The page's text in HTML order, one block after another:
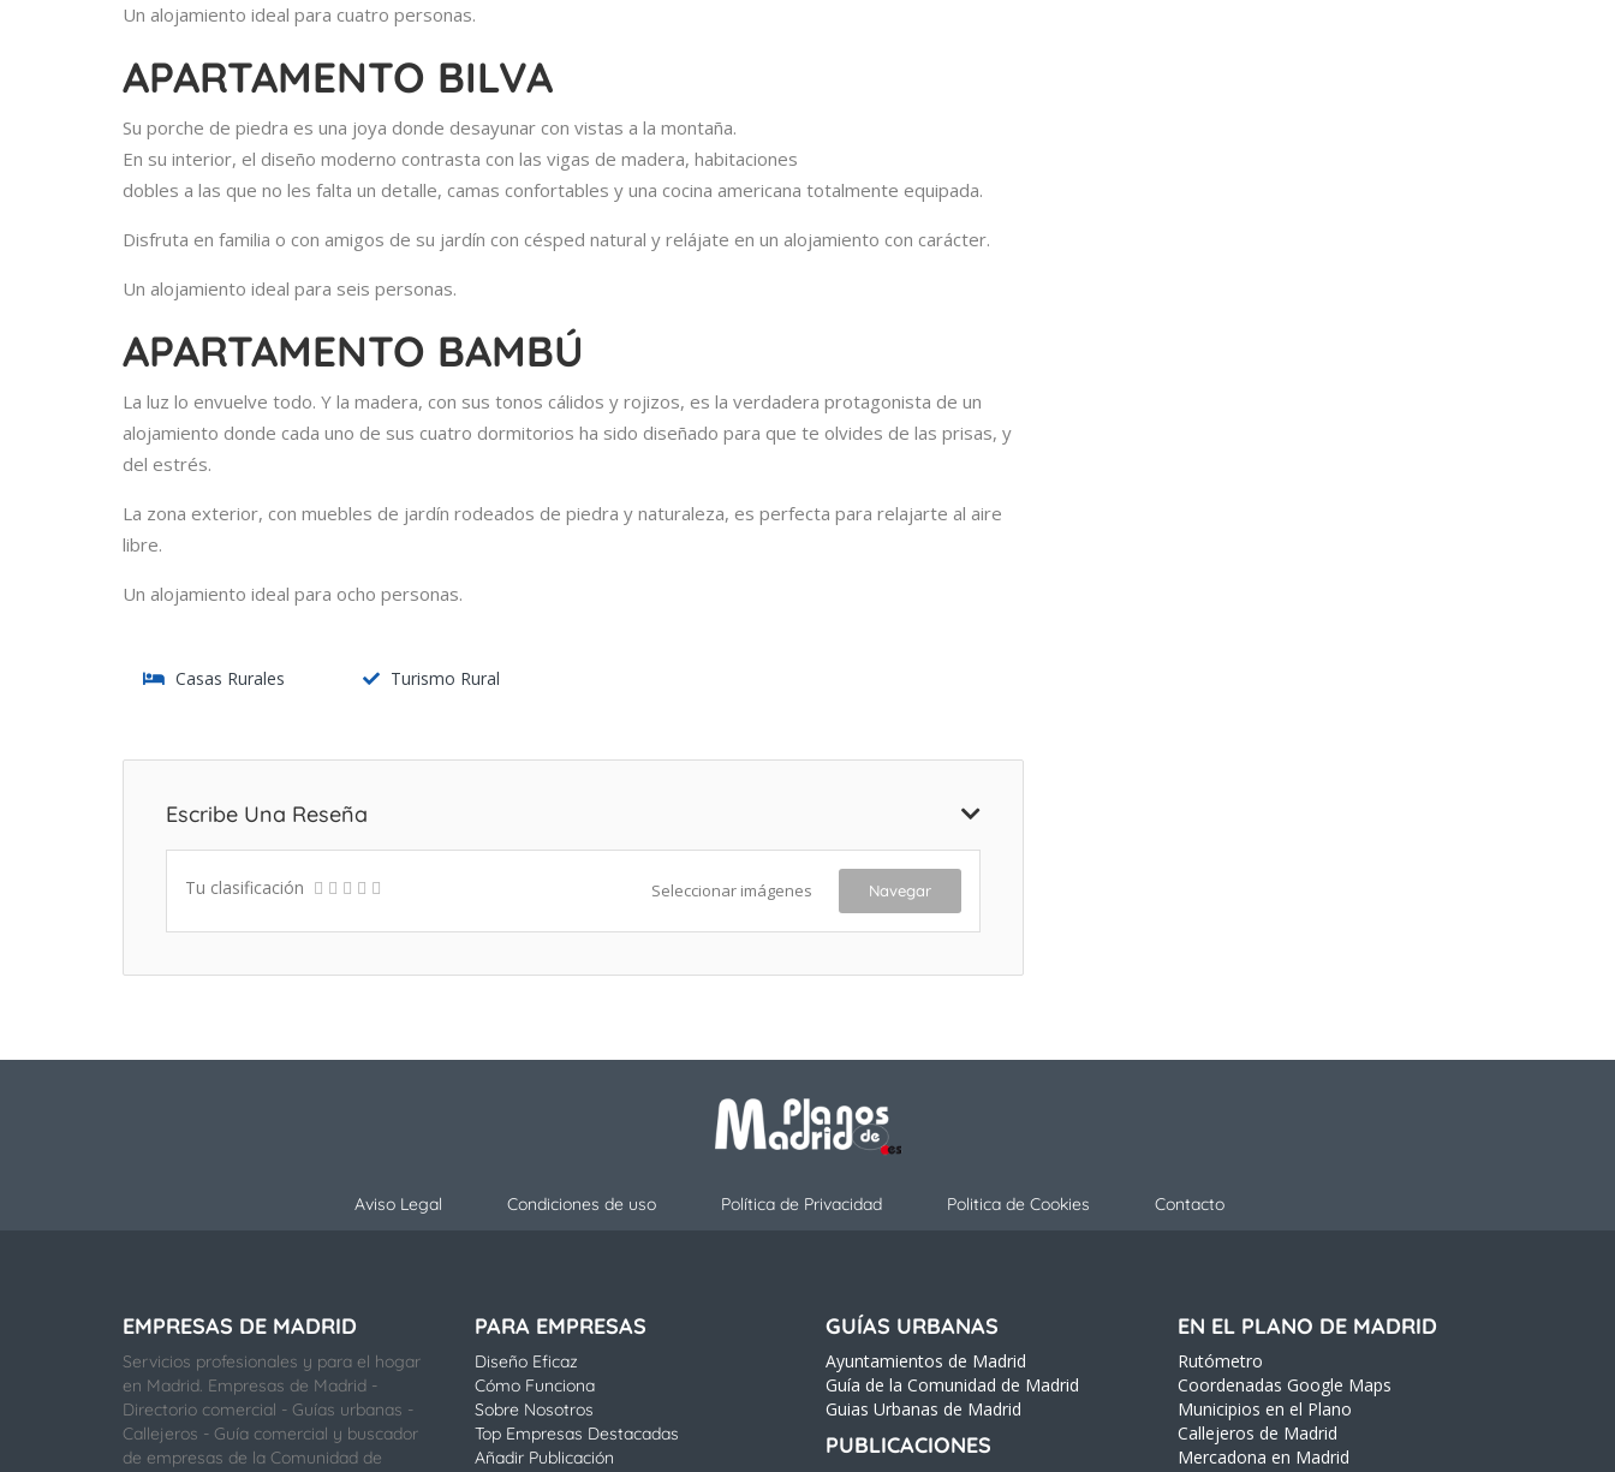
Un alojamiento ideal para cuatro personas.
APARTAMENTO BILVA
Su porche de piedra es una joya donde desayunar con vistas a la montaña.
En su interior, el diseño moderno contrasta con las vigas de madera, habitaciones
dobles a las que no les falta un detalle, camas confortables y una cocina americana totalmente equipada.
Disfruta en familia o con amigos de su jardín con césped natural y relájate en un alojamiento con carácter.
Un alojamiento ideal para seis personas.
APARTAMENTO BAMBÚ
La luz lo envuelve todo. Y la madera, con sus tonos cálidos y rojizos, es la verdadera protagonista de un
alojamiento donde cada uno de sus cuatro dormitorios ha sido diseñado para que te olvides de las prisas, y
del estrés.
La zona exterior, con muebles de jardín rodeados de piedra y naturaleza, es perfecta para relajarte al aire
libre.
Un alojamiento ideal para ocho personas.
Casas Rurales Turismo Rural
Escribe Una Reseña
Tu clasificación Seleccionar imágenes Navegar
Aviso Legal Condiciones de uso Política de Privacidad Politica de Cookies Contacto
EMPRESAS DE MADRID
Servicios profesionales y para el hogar
en Madrid. Empresas de Madrid -
Directorio comercial - Guías urbanas -
Callejeros - Guía comercial y buscador
de empresas de la Comunidad de
PARA EMPRESAS
Diseño Eficaz
Cómo Funciona
Sobre Nosotros
Top Empresas Destacadas
Añadir Publicación
GUÍAS URBANAS
Ayuntamientos de Madrid
Guía de la Comunidad de Madrid
Guias Urbanas de Madrid
PUBLICACIONES
EN EL PLANO DE MADRID
Rutómetro
Coordenadas Google Maps
Municipios en el Plano
Callejeros de Madrid
Mercadona en Madrid